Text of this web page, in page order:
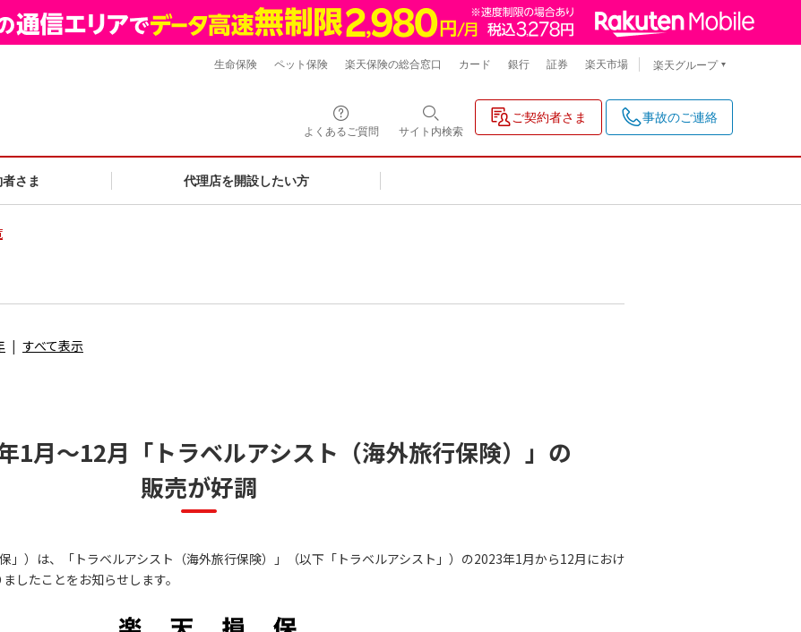
よくあるご質問 サイト内検索
ご契約者さま 事故のご連絡
さま 代理店を開設したい方
生命保険 ペット保険 楽天保険の総合窓口 カード 銀行 証券 楽天市場 楽天グループ
すべて表示
1月～12月「トラベルアシスト（海外旅行保険）」の
販売が好調
」）は、「トラベルアシスト（海外旅行保険）」（以下「トラベルアシスト」）の2023年1月から12月におけ
したことをお知らせします。